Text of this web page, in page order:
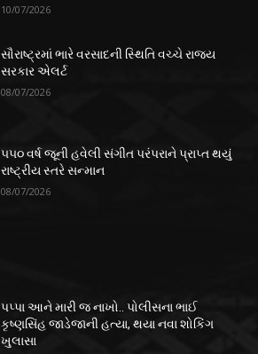
10/07/2026
સૌરાષ્ટ્રમાં ભારે વરસાદની સ્થિતિ વચ્ચે રાજ્ય
સરકાર એલર્ટ
08/07/2026
૫૫૦ વર્ષ જૂની હવેલી સંગીત પરંપરાને પ્રાપ્ત થયું
રાષ્ટ્રીય સ્તરે સન્માન
08/07/2026
પપ્પા આને મારી જ નાખો.. પોલીસના ભાઈ
કૃષ્ણસિંહ જાડેજાની હત્યા, થયા નવા શોકિંગ
ખુલાસા